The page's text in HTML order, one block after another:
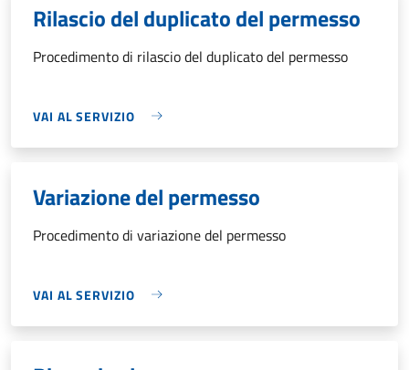
Rilascio del duplicato del permesso
Procedimento di rilascio del duplicato del permesso
VAI AL SERVIZIO
Variazione del permesso
Procedimento di variazione del permesso
VAI AL SERVIZIO